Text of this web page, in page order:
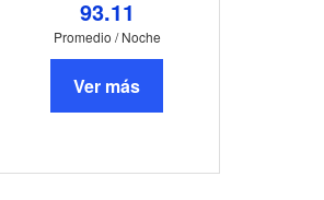
93.11
Promedio / Noche
Ver más